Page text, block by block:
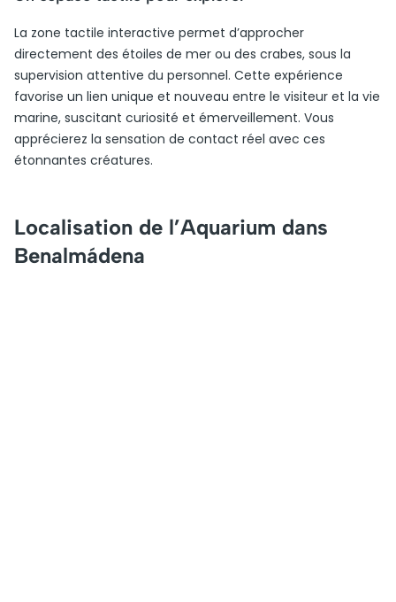
La zone tactile interactive permet d’approcher
directement des étoiles de mer ou des crabes, sous la
supervision attentive du personnel. Cette expérience
favorise un lien unique et nouveau entre le visiteur et la vie
marine, suscitant curiosité et émerveillement. Vous
apprécierez la sensation de contact réel avec ces
étonnantes créatures.
Localisation de l’Aquarium dans
Benalmádena